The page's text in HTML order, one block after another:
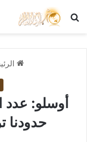
بحث عن
أوسلو: عدد
حدودنا